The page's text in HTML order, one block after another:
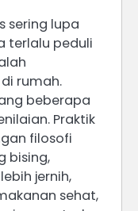
sering lupa
terlalu peduli
rumah.
beberapa
Praktik
filosofi
bising,
jernih,
sehat,